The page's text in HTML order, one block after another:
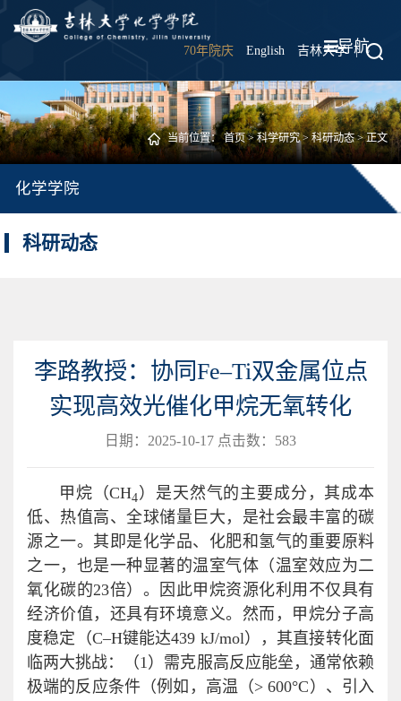
70年院庆 English 吉林大学 |
导航
当前位置：首页>科学研究>科研动态> 正文
化学学院
科研动态
李路教授：协同Fe–Ti双金属位点
实现高效光催化甲烷无氧转化
日期：2025-10-17 点击数： 583
甲烷（CH4 ）是天然气的主要成分，其成本
低、热值高、全球储量巨大，是社会最丰富的碳
源之一。其即是化学品、化肥和氢气的重要原料
之一，也是一种显著的温室气体（温室效应为二
氧化碳的23倍）。因此甲烷资源化利用不仅具有
经济价值，还具有环境意义。然而，甲烷分子高
度稳定（C–H键能达439 kJ/mol），其直接转化面
临两大挑战：（1）需克服高反应能垒，通常依赖
极端的反应条件（例如，高温（> 600°C）、引入